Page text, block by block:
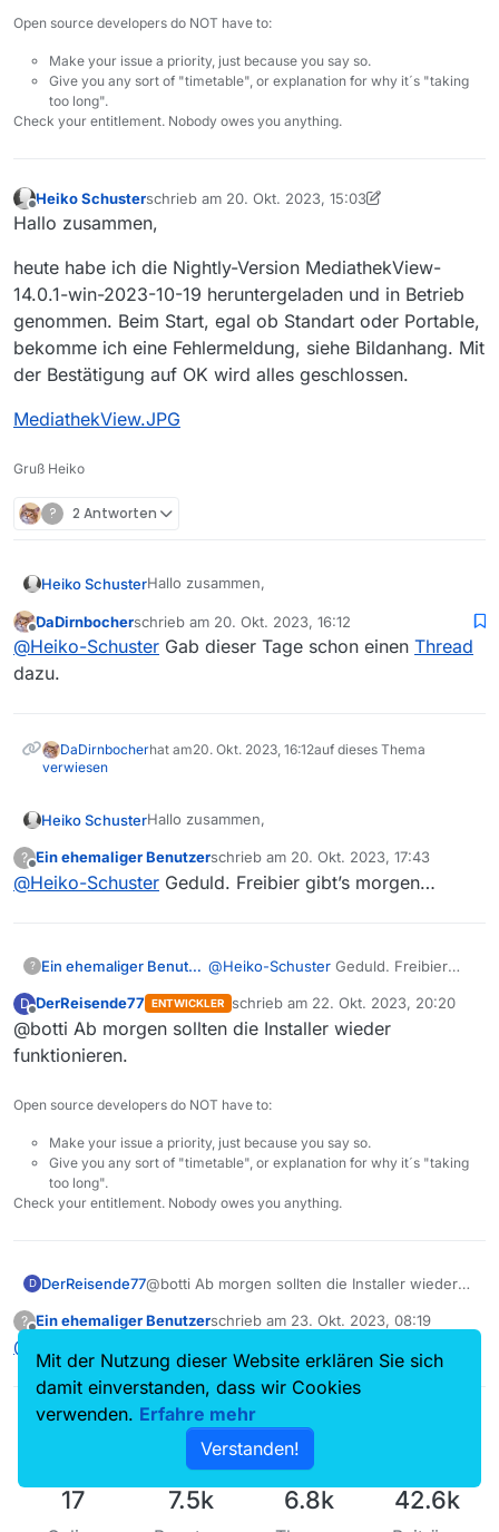
Open source developers do NOT have to:
Make your issue a priority, just because you say so.
Give you any sort of "timetable", or explanation for why it´s "taking
too long".
Check your entitlement. Nobody owes you anything.
Offline
Heiko Schusterschrieb am 20. Okt. 2023, 15:03
zuletzt editiert von Heiko Schuster
Hallo zusammen,
heute habe ich die Nightly-Version MediathekView-
14.0.1-win-2023-10-19 heruntergeladen und in Betrieb
genommen. Beim Start, egal ob Standart oder Portable,
bekomme ich eine Fehlermeldung, siehe Bildanhang. Mit
der Bestätigung auf OK wird alles geschlossen.
MediathekView.JPG
Gruß Heiko
? 2 Antworten
Heiko SchusterHallo zusammen,
heute habe ich die Nightly-Version
MediathekView-14.0.1-win-2023-10-19
alles geschlossen.
Offline
DaDirnbocherschrieb am 20. Okt. 2023, 16:12
zuletzt editiert von
@Heiko-Schuster Gab dieser Tage schon einen Thread
dazu.
DaDirnbocherhat am20. Okt. 2023, 16:12auf dieses Thema
verwiesen
Heiko SchusterHallo zusammen,
heute habe ich die Nightly-Version
MediathekView-14.0.1-win-2023-10-19
Bildanhang. Mit der Bestätigung auf OK wird
?
Offline
Ein ehemaliger Benutzerschrieb am 20. Okt. 2023, 17:43
zuletzt editiert von
@Heiko-Schuster Geduld. Freibier gibt’s morgen…
? Ein ehemaliger Benutzer @Heiko-Schuster Geduld. Freibier
D
Offline
DerReisende77 ENTWICKLER schrieb am 22. Okt. 2023, 20:20
zuletzt editiert von
@botti Ab morgen sollten die Installer wieder
funktionieren.
Open source developers do NOT have to:
Make your issue a priority, just because you say so.
Give you any sort of "timetable", or explanation for why it´s "taking
too long".
Check your entitlement. Nobody owes you anything.
D DerReisende77@botti Ab morgen sollten die Installer wieder
? Ein ehemaliger Benutzerschrieb am 23. Okt. 2023, 08:19
zuletzt editiert von
@
17 7.5k 6.8k 42.6k
Mit der Nutzung dieser Website erklären Sie sich
damit einverstanden, dass wir Cookies
verwenden. Erfahre mehr
Verstanden!